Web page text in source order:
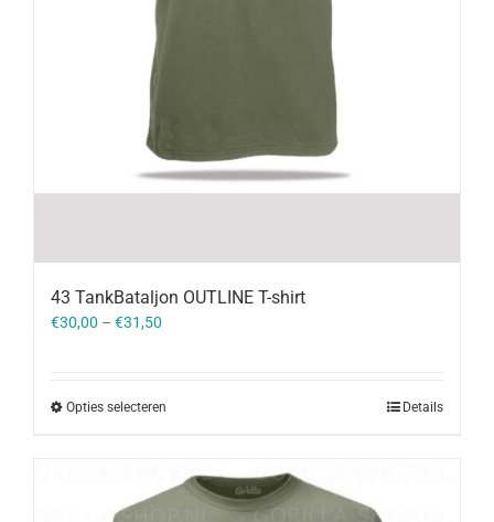
43 TankBataljon OUTLINE T-shirt
€30,00 – €31,50
Opties selecteren Details